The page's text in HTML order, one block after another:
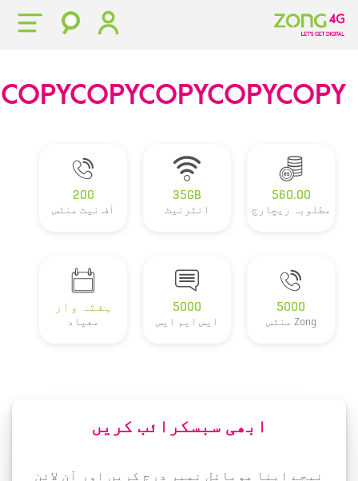
COPYCOPYCOPYCOPYCOPY
560.00
مطلوبہ ریچارج
35GB
انٹرنیٹ
200
آف نیٹ منٹس
5000
Zong منٹس
5000
ایس ایم ایس
ہفتہ وار
معیاد
ابھی سبسکرائب کریں
نیچے اپنا موبائل نمبر درج کریں اور آن لائن